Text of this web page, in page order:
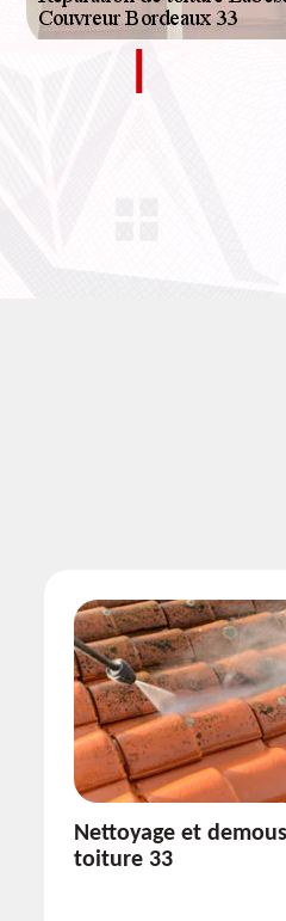
Etanchéité toiture 33